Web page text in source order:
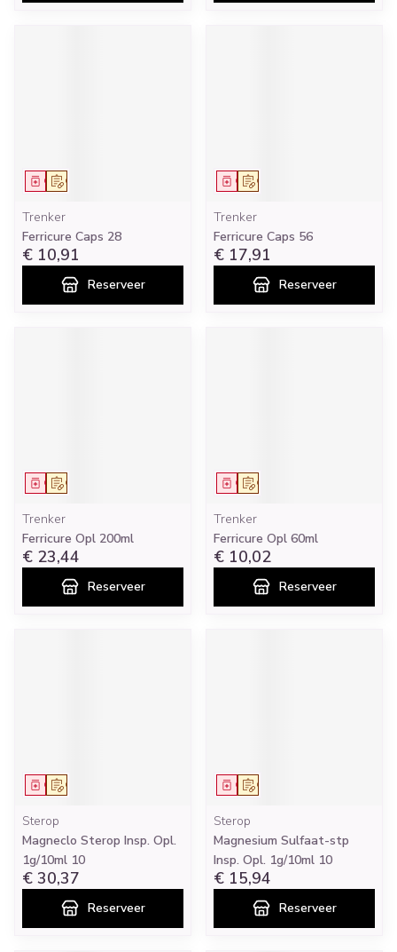
Op voorschrift
Geneesmiddel
Trenker
Ferricure Caps 28
€ 10,91
Reserveer
Op voorschrift
Geneesmiddel
Trenker
Ferricure Caps 56
€ 17,91
Reserveer
Op voorschrift
Geneesmiddel
Trenker
Ferricure Opl 200ml
€ 23,44
Reserveer
Op voorschrift
Geneesmiddel
Trenker
Ferricure Opl 60ml
€ 10,02
Reserveer
Op voorschrift
Geneesmiddel
Sterop
Magneclo Sterop Insp. Opl.
1g/10ml 10
€ 30,37
Reserveer
Op voorschrift
Geneesmiddel
Sterop
Magnesium Sulfaat-stp
Insp. Opl. 1g/10ml 10
€ 15,94
Reserveer